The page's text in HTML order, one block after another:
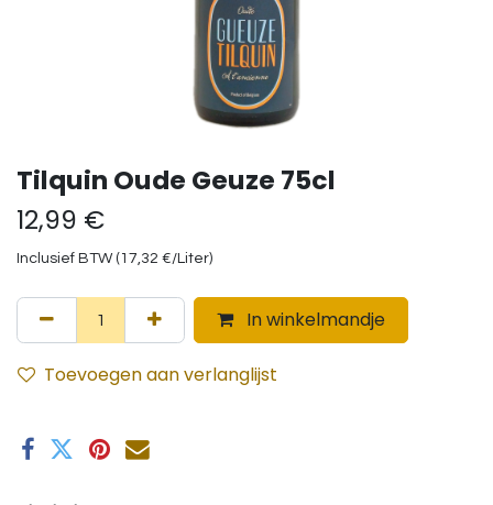
Tilquin Oude Geuze 75cl
12,99 €
Inclusief BTW ( 17,32 €/Liter)
In winkelmandje
Toevoegen aan verlanglijst